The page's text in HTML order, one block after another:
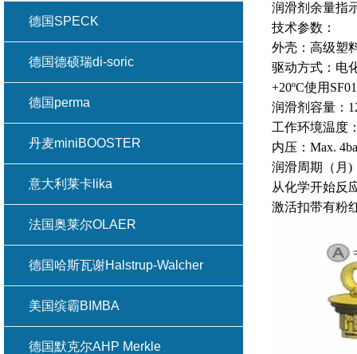
润滑剂余量指
技术参数：
外壳：高级塑
驱动方式：电
+20ºC使用
润滑剂容量：
工作环境温度
内压：Max.
润滑周期（月)
从化学开始反
激活扣带有粉
德国SPECK
德国德硕瑞di-soric
德国perma
丹麦miniBOOSTER
意大利莱卡lika
法国奥莱尔OLAER
德国哈斯瓦谢Halstrup-Walcher
美国缤霸BIMBA
德国默克尔AHP Merkle